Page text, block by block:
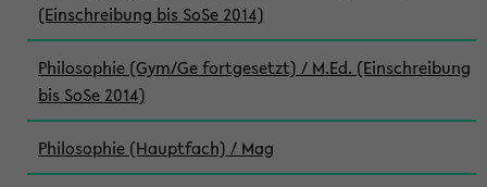
(Einschreibung bis SoSe 2014)
Philosophie (Gym/Ge fortgesetzt) / M.Ed. (Einschreibung
bis SoSe 2014)
Philosophie (Hauptfach) / Mag